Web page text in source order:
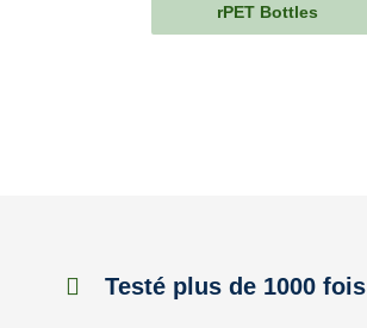
rPET Bottles
Testé plus de 1000 fois